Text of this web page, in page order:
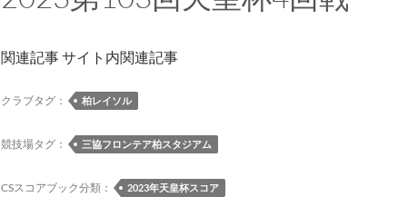
関連記事 サイト内関連記事
クラブタグ： 柏レイソル
競技場タグ： 三協フロンテア柏スタジアム
CSスコアブック分類： 2023年天皇杯スコア